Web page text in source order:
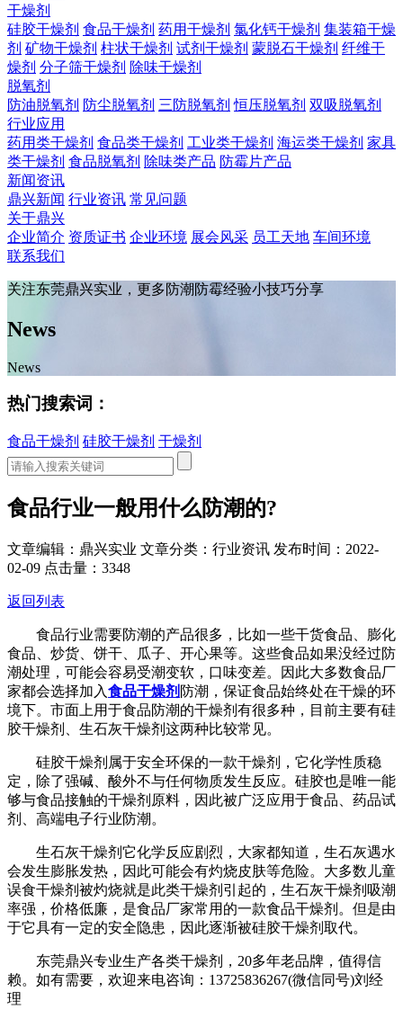
干燥剂
硅胶干燥剂 食品干燥剂 药用干燥剂 氯化钙干燥剂 集装箱干燥
剂 矿物干燥剂 柱状干燥剂 试剂干燥剂 蒙脱石干燥剂 纤维干
燥剂 分子筛干燥剂 除味干燥剂
脱氧剂
防油脱氧剂 防尘脱氧剂 三防脱氧剂 恒压脱氧剂 双吸脱氧剂
行业应用
药用类干燥剂 食品类干燥剂 工业类干燥剂 海运类干燥剂 家具
类干燥剂 食品脱氧剂 除味类产品 防霉片产品
新闻资讯
鼎兴新闻 行业资讯 常见问题
关于鼎兴
企业简介 资质证书 企业环境 展会风采 员工天地 车间环境
联系我们
关注东莞鼎兴实业，更多防潮防霉经验小技巧分享
News
News
热门搜索词：
食品干燥剂 硅胶干燥剂 干燥剂
食品行业一般用什么防潮的?
文章编辑：鼎兴实业 文章分类：行业资讯 发布时间：2022-
02-09 点击量：3348
返回列表
食品行业需要防潮的产品很多，比如一些干货食品、膨化
食品、炒货、饼干、瓜子、开心果等。这些食品如果没经过防
潮处理，可能会容易受潮变软，口味变差。因此大多数食品厂
家都会选择加入食品干燥剂 防潮，保证食品始终处在干燥的环
境下。市面上用于食品防潮的干燥剂有很多种，目前主要有硅
胶干燥剂、生石灰干燥剂这两种比较常见。
硅胶干燥剂属于安全环保的一款干燥剂，它化学性质稳
定，除了强碱、酸外不与任何物质发生反应。硅胶也是唯一能
够与食品接触的干燥剂原料，因此被广泛应用于食品、药品试
剂、高端电子行业防潮。
生石灰干燥剂它化学反应剧烈，大家都知道，生石灰遇水
会发生膨胀发热，因此可能会有灼烧皮肤等危险。大多数儿童
误食干燥剂被灼烧就是此类干燥剂引起的，生石灰干燥剂吸潮
率强，价格低廉，是食品厂家常用的一款食品干燥剂。但是由
于它具有一定的安全隐患，因此逐渐被硅胶干燥剂取代。
东莞鼎兴专业生产各类干燥剂，20多年老品牌，值得信
赖。如有需要，欢迎来电咨询：13725836267(微信同号)刘经
理